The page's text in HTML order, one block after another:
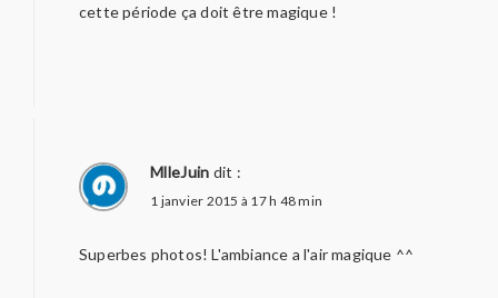
cette période ça doit être magique !
MlleJuin dit :
1 janvier 2015 à 17 h 48 min
Superbes photos! L'ambiance a l'air magique ^^